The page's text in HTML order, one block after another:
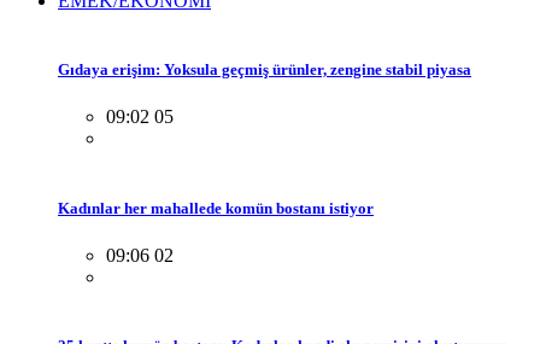
Gıdaya erişim: Yoksula geçmiş ürünler, zengine stabil piyasa
09:02 05
Kadınlar her mahallede komün bostanı istiyor
09:06 02